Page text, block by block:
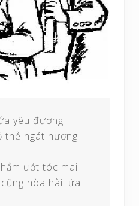
yêu đương
thẻ ngát hương
ướt tóc mai
hòa hài lứa